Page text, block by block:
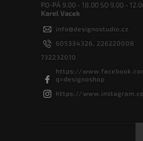
PO-PÁ 9.00 - 18.00 SO 9.00 -
Karel Vacek
info@designostudio.cz
605334326, 226220008
732232010
https://
q=designoshop
https://